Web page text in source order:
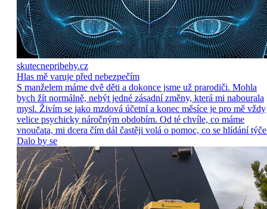
skutecnepribehy.cz
Hlas mě varuje před nebezpečím
S manželem máme dvě děti a dokonce jsme už prarodiči. Mohla
bych žít normálně, nebýt jedné zásadní změny, která mi nabourala
mysl. Živím se jako mzdová účetní a konec měsíce je pro mě vždy
velice psychicky náročným obdobím. Od té chvíle, co máme
vnoučata, mi dcera čím dál častěji volá o pomoc, co se hlídání
Dalo by se